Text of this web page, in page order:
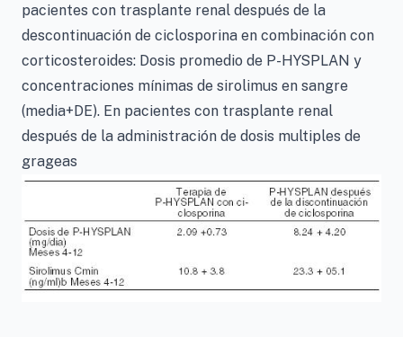
pacientes con trasplante renal después de la
descontinuación de ciclosporina en combinación con
corticosteroides: Dosis promedio de P-HYSPLAN y
concentraciones mínimas de sirolimus en sangre
(media+DE). En pacientes con trasplante renal
después de la administración de dosis multiples de
grageas